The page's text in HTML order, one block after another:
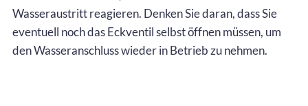
Wasseraustritt reagieren. Denken Sie daran, dass Sie
eventuell noch das Eckventil selbst öffnen müssen, um
den Wasseranschluss wieder in Betrieb zu nehmen.